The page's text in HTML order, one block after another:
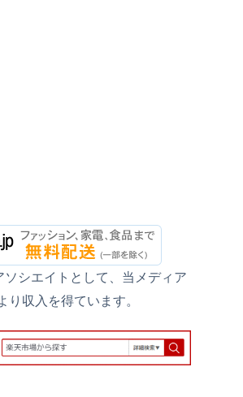
シエイトとして、当メディア
り収入を得ています。